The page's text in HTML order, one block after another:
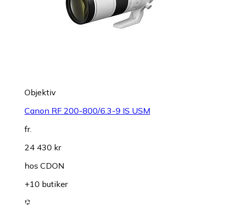
Objektiv
Canon RF 200-800/6.3-9 IS USM
fr.
24 430 kr
hos CDON
+10 butiker